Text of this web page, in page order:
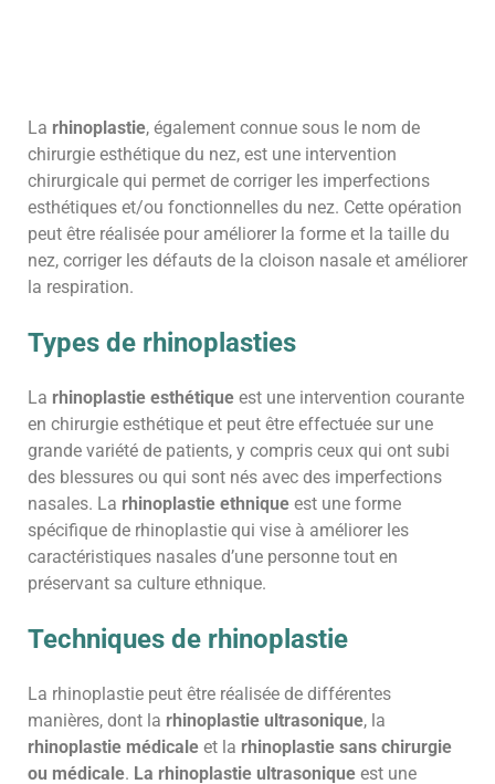
La rhinoplastie, également connue sous le nom de
chirurgie esthétique du nez, est une intervention
chirurgicale qui permet de corriger les imperfections
esthétiques et/ou fonctionnelles du nez. Cette opération
peut être réalisée pour améliorer la forme et la taille du
nez, corriger les défauts de la cloison nasale et améliorer
la respiration.
Types de rhinoplasties
La rhinoplastie esthétique est une intervention courante
en chirurgie esthétique et peut être effectuée sur une
grande variété de patients, y compris ceux qui ont subi
des blessures ou qui sont nés avec des imperfections
nasales. La rhinoplastie ethnique est une forme
spécifique de rhinoplastie qui vise à améliorer les
caractéristiques nasales d’une personne tout en
préservant sa culture ethnique.
Techniques de rhinoplastie
La rhinoplastie peut être réalisée de différentes
manières, dont la rhinoplastie ultrasonique, la
rhinoplastie médicale et la rhinoplastie sans chirurgie
ou médicale. La rhinoplastie ultrasonique est une